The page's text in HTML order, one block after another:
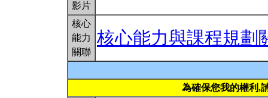
影片
核心
能力
關聯
核心能力與課程規劃
為確保您我的權利,